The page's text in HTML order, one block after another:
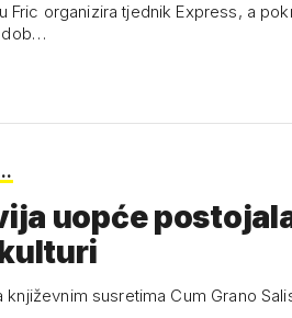
Fric organizira tjednik Express, a
dob…
uopće
susretima Cum Grano